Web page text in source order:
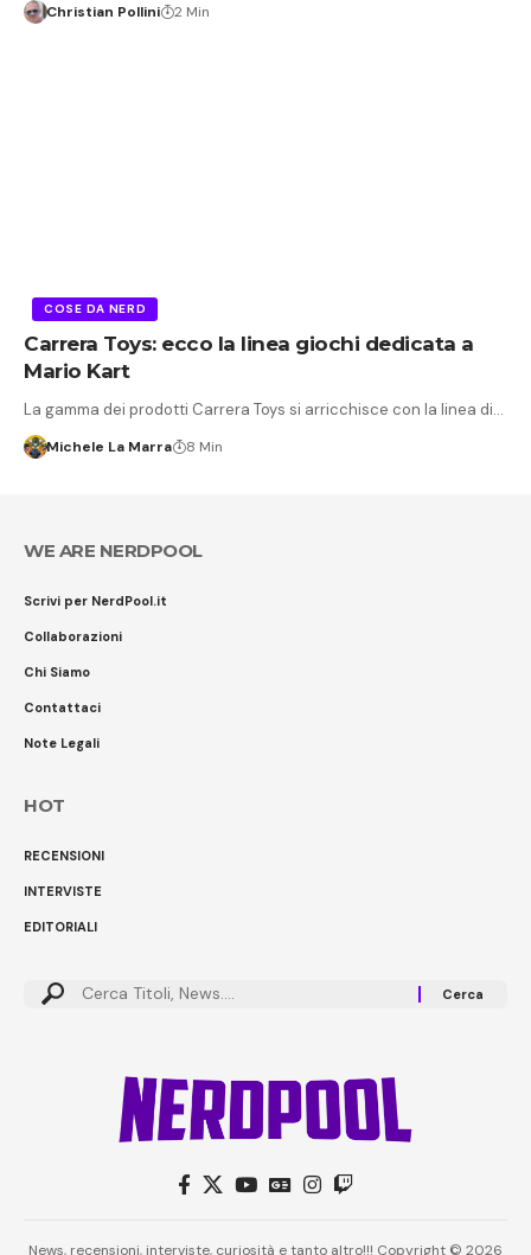
Christian Pollini 2 Min
COSE DA NERD
Carrera Toys: ecco la linea giochi dedicata a
Mario Kart
La gamma dei prodotti Carrera Toys si arricchisce con la linea di…
Michele La Marra 8 Min
WE ARE NERDPOOL
Scrivi per NerdPool.it
Collaborazioni
Chi Siamo
Contattaci
Note Legali
HOT
RECENSIONI
INTERVISTE
EDITORIALI
Cerca:
News, recensioni, interviste, curiosità e tanto altro!!! Copyright © 2026